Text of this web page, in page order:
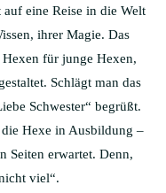
eine Reise in die Welt
ihrer Magie. Das
für junge Hexen,
Schlägt man das
Schwester“ begrüßt.
Hexe in Ausbildung –
Seiten erwartet. Denn,
viel“.